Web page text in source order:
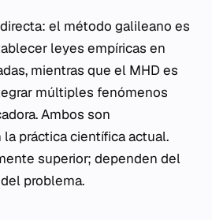
el método galileano es
leyes empíricas en
mientras que el MHD es
múltiples fenómenos
Ambos son
práctica científica actual.
superior; dependen del
problema.